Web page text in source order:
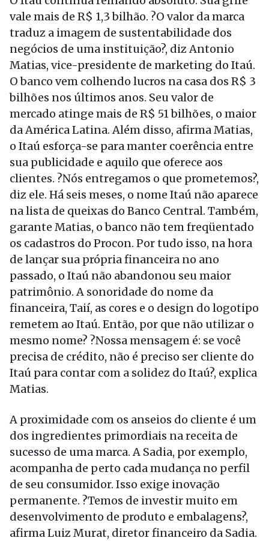
vale mais de R$ 1,3 bilhão. ?O valor da marca
traduz a imagem de sustentabilidade dos
negócios de uma instituição?, diz Antonio
Matias, vice-presidente de marketing do Itaú.
O banco vem colhendo lucros na casa dos R$ 3
bilhões nos últimos anos. Seu valor de
mercado atinge mais de R$ 51 bilhões, o maior
da América Latina. Além disso, afirma Matias,
o Itaú esforça-se para manter coerência entre
sua publicidade e aquilo que oferece aos
clientes. ?Nós entregamos o que prometemos?,
diz ele. Há seis meses, o nome Itaú não aparece
na lista de queixas do Banco Central. Também,
garante Matias, o banco não tem freqüentado
os cadastros do Procon. Por tudo isso, na hora
de lançar sua própria financeira no ano
passado, o Itaú não abandonou seu maior
patrimônio. A sonoridade do nome da
financeira, Taií, as cores e o design do logotipo
remetem ao Itaú. Então, por que não utilizar o
mesmo nome? ?Nossa mensagem é: se você
precisa de crédito, não é preciso ser cliente do
Itaú para contar com a solidez do Itaú?, explica
Matias.
A proximidade com os anseios do cliente é um
dos ingredientes primordiais na receita de
sucesso de uma marca. A Sadia, por exemplo,
acompanha de perto cada mudança no perfil
de seu consumidor. Isso exige inovação
permanente. ?Temos de investir muito em
desenvolvimento de produto e embalagens?,
afirma Luiz Murat, diretor financeiro da Sadia.